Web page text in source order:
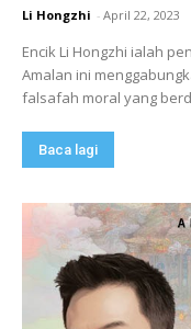
Li Hongzhi - April 22, 2023
Encik Li Hongzhi ialah
Amalan ini
falsafah moral yang
Baca lagi